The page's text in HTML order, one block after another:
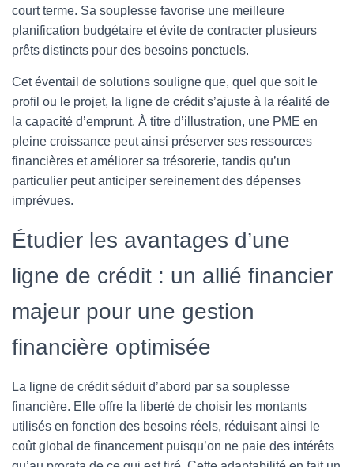
court terme. Sa souplesse favorise une meilleure
planification budgétaire et évite de contracter plusieurs
prêts distincts pour des besoins ponctuels.
Cet éventail de solutions souligne que, quel que soit le
profil ou le projet, la ligne de crédit s’ajuste à la réalité de
la capacité d’emprunt. À titre d’illustration, une PME en
pleine croissance peut ainsi préserver ses ressources
financières et améliorer sa trésorerie, tandis qu’un
particulier peut anticiper sereinement des dépenses
imprévues.
Étudier les avantages d’une
ligne de crédit : un allié financier
majeur pour une gestion
financière optimisée
La ligne de crédit séduit d’abord par sa souplesse
financière. Elle offre la liberté de choisir les montants
utilisés en fonction des besoins réels, réduisant ainsi le
coût global de financement puisqu’on ne paie des intérêts